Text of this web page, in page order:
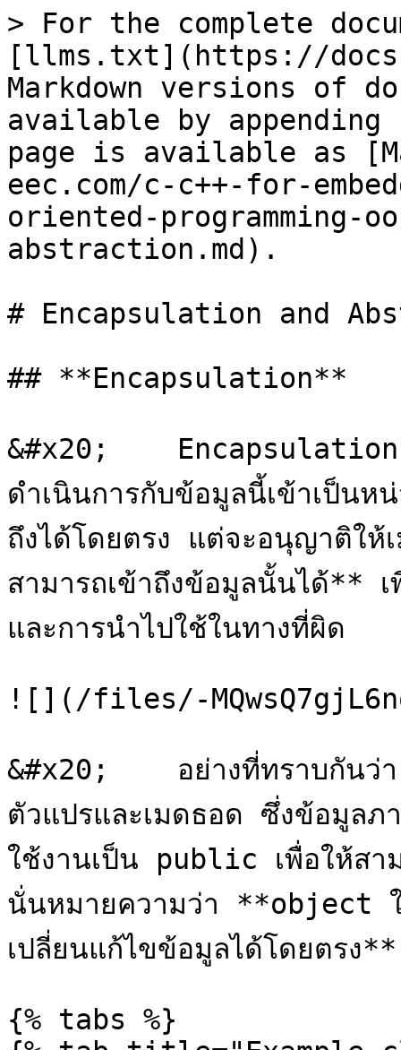
> For the complete
[llms.txt](https://
Markdown versions of
available by
page is available as
eec.com/c-c++-for-
oriented-programming-
abstraction.md).
# Encapsulation and
## **Encapsulation**
&#x20;    Encapsulation
ดำเนินการกับข้อมูลนี้เข้าเป็น
ถึงได้โดยตรง แต่จะอนุญาติใ
สามารถเข้าถึงข้อมูลนั้นได้** เ
และการนำไปใช้ในทางที่ผิ
![](/files/-
&#x20;    อย่างที่ทราบกันว่
ตัวแปรและเมดธอด ซึ่งข้อมูล
ใช้งานเป็น public เพื่อให้สา
นั่นหมายความว่า **object ใ
เปลี่ยนแก้ไขข้อมูลได้โดยตรง
{% tabs %}